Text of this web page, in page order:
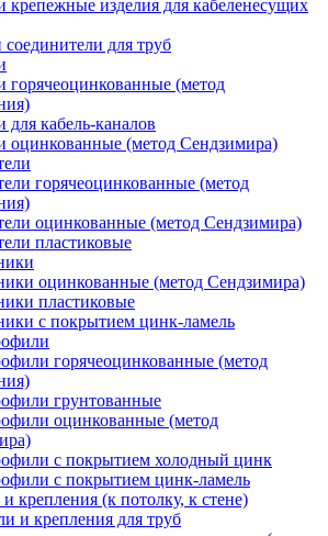
крепежные изделия для кабеленесущих
для труб
горячеоцинкованные (метод
для кабель-каналов
оцинкованные (метод Сендзимира)
горячеоцинкованные (метод
оцинкованные (метод Сендзимира)
пластиковые
оцинкованные (метод Сендзимира)
пластиковые
с покрытием цинк-ламель
горячеоцинкованные (метод
грунтованные
оцинкованные (метод
с покрытием холодный цинк
с покрытием цинк-ламель
крепления (к потолку, к стене)
и крепления для труб